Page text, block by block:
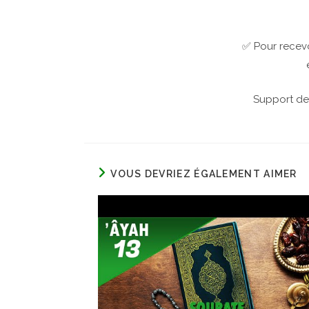
✅ Pour
Support
VOUS DEVRIEZ ÉGALEMENT AIMER